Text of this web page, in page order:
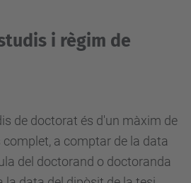
i règim de
de doctorat és d'un màxim de
a comptar de la data
del doctorand o doctoranda